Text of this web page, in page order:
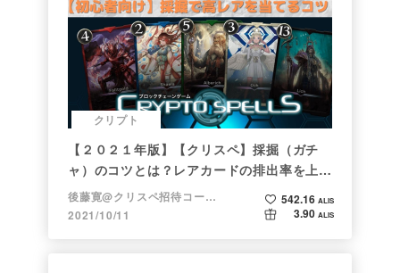
クリプト
【２０２１年版】【クリスペ】採掘（ガチ
ャ）のコツとは？レアカードの排出率を上げ
る方法【初心者向け】
後藤寛@クリスペ招待コード→LHiH
2021/10/11
542.16 ALIS
3.90 ALIS